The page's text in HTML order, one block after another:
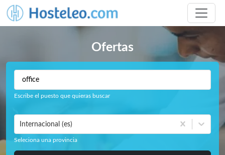
Ofertas
Escribe el puesto que quieras buscar
Internacional (es)
Seleciona una provincia